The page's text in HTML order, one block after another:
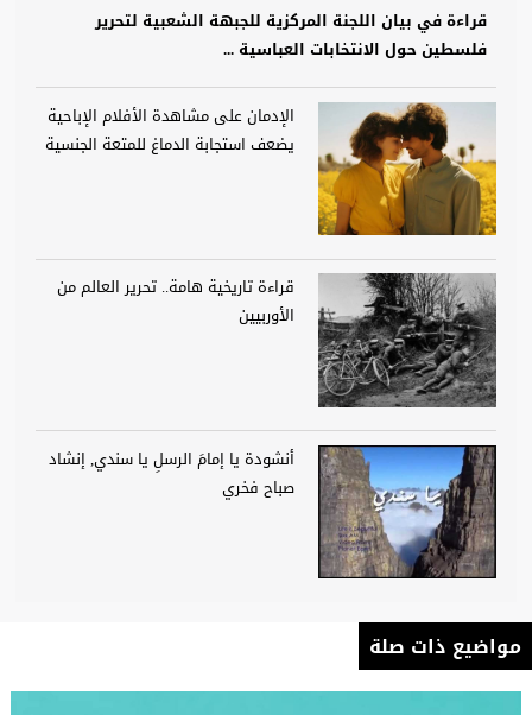
قراءة في بيان اللجنة المركزية للجبهة الشعبية لتحرير
فلسطين حول الانتخابات العباسية ...
الإدمان على مشاهدة الأفلام الإباحية
يضعف استجابة الدماغ للمتعة الجنسية
قراءة تاريخية هامة.. تحرير العالم من
الأوربيين
أنشودة يا إمامَ الرسلِ يا سندي, إنشاد
صباح فخري
مواضيع ذات صلة